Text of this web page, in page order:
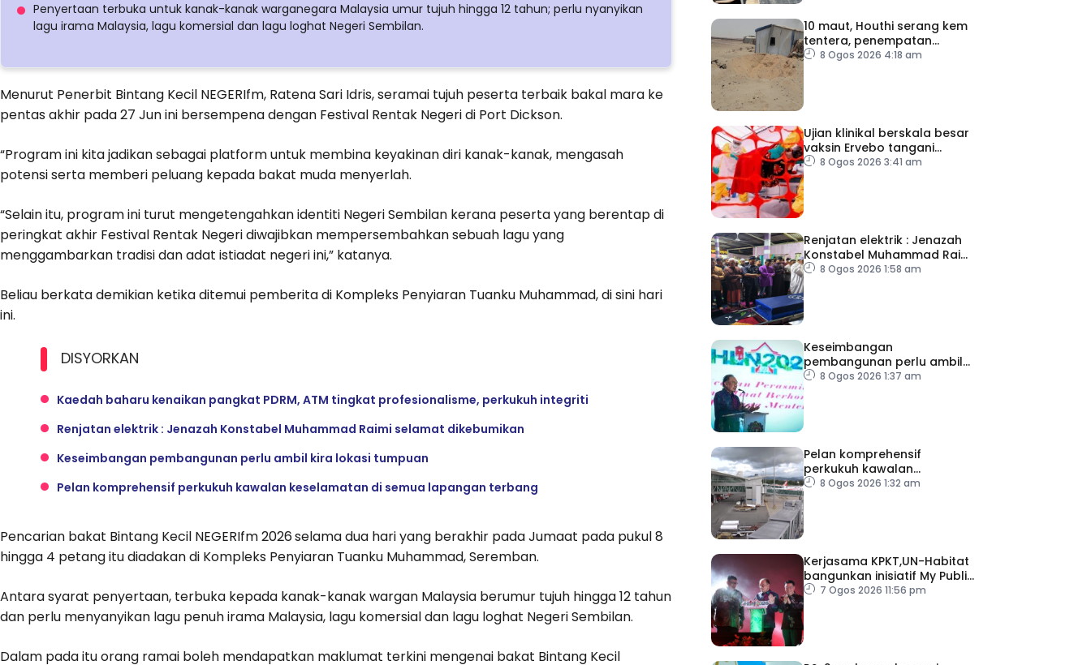
Penyertaan terbuka untuk kanak-kanak warganegara Malaysia umur tujuh hingga 12 tahun; perlu nyanyikan
lagu irama Malaysia, lagu komersial dan lagu loghat Negeri Sembilan.
Menurut Penerbit Bintang Kecil NEGERIfm, Ratena Sari Idris, seramai tujuh peserta terbaik bakal mara ke
pentas akhir pada 27 Jun ini bersempena dengan Festival Rentak Negeri di Port Dickson.
“Program ini kita jadikan sebagai platform untuk membina keyakinan diri kanak-kanak, mengasah
potensi serta memberi peluang kepada bakat muda menyerlah.
“Selain itu, program ini turut mengetengahkan identiti Negeri Sembilan kerana peserta yang berentap di
peringkat akhir Festival Rentak Negeri diwajibkan mempersembahkan sebuah lagu yang
menggambarkan tradisi dan adat istiadat negeri ini,” katanya.
Beliau berkata demikian ketika ditemui pemberita di Kompleks Penyiaran Tuanku Muhammad, di sini hari
ini.
DISYORKAN
Kaedah baharu kenaikan pangkat PDRM, ATM tingkat profesionalisme, perkukuh integriti
Renjatan elektrik : Jenazah Konstabel Muhammad Raimi selamat dikebumikan
Keseimbangan pembangunan perlu ambil kira lokasi tumpuan
Pelan komprehensif perkukuh kawalan keselamatan di semua lapangan terbang
Pencarian bakat Bintang Kecil NEGERIfm 2026selama dua hari yang berakhir pada Jumaat pada pukul 8
hingga 4 petang itu diadakan di Kompleks Penyiaran Tuanku Muhammad, Seremban.
Antara syarat penyertaan, terbuka kepada kanak-kanak wargan Malaysia berumur tujuh hingga 12 tahun
dan perlu menyanyikan lagu penuh irama Malaysia, lagu komersial dan lagu loghat Negeri Sembilan.
Dalam pada itu orang ramai boleh mendapatkan maklumat terkini mengenai bakat Bintang Kecil
10 maut, Houthi serang kem
tentera, penempatan
pelarian
8 Ogos 2026 4:18 am
Ujian klinikal berskala besar
vaksin Ervebo tangani
wabak Ebola
8 Ogos 2026 3:41 am
Renjatan elektrik : Jenazah
Konstabel Muhammad Raimi
selamat dikebumikan
8 Ogos 2026 1:58 am
Keseimbangan
pembangunan perlu ambil
kira lokasi tumpuan
8 Ogos 2026 1:37 am
Pelan komprehensif
perkukuh kawalan
keselamatan di semua
8 Ogos 2026 1:32 am
Kerjasama KPKT,UN-Habitat
bangunkan inisiatif My Public
Space7 Ogos 2026 11:56 pm